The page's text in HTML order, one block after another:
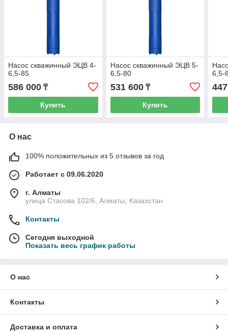
Насос скважинный ЭЦВ 4-
6,5-85
586 000 ₸
Купить
Насос скважинный ЭЦВ 5-
6,5-80
531 600₸
Купить
6,5-
О нас
100% положительных из 5 отзывов за год
Работает с 09.06.2020
г. Алматы
улица Стасова 102/6, Алматы, Казахстан
Контакты
Сегодня выходной
Показать весь график работы
О нас
Контакты
Доставка и оплата